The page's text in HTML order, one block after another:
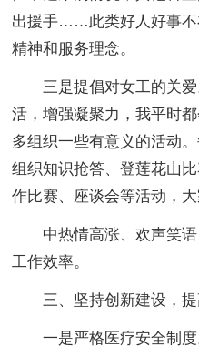
出援手……此类好人好事不
精神和服务理念。
三是提倡对女工的关
活，增强凝聚力，我平时
多组织一些有意义的活动
组织知识抢答、登莲花山
作比赛、座谈会等活动，
中热情高涨、欢声笑
工作效率。
三、坚持创新建设，提
一是严格医疗安全制